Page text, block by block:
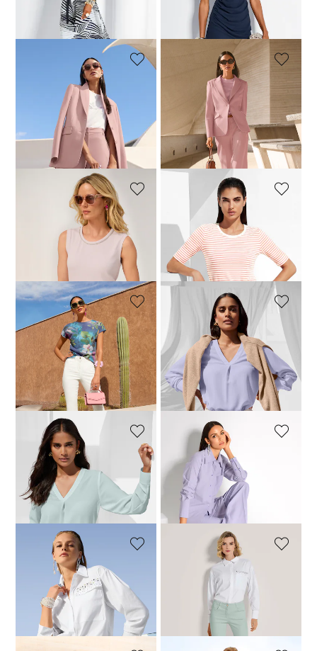
30-Tage-Bestpreis**: 229,95 €
30-Tage-Bestpreis**: 179,95 €
229,95 €
30-Tage-Bestpreis**: 119,95 €
MADELEINE
Zeitloser Blazer für viele Anlässe
229,95 €
30-Tage-Bestpreis**: 109,95 €
(-41%)
Basic-Top mit Strass
79,95 €
+1 Farbe
30-Tage-Bestpreis**: 64,95 € (-38%)
39,95 €69,95 €
30-Tage-Bestpreis**: 69,95 € (-42%)
MADELEINE
89,95 €
159,95 €
30-Tage-Bestpreis**: 109,95 €
(-18%)
MADELEINE
Tunika in modischer Form
94,95 €
119,95 €
+1 Farbe
MADELEINE
Tunika in modischer Form
99,95 €119,95 €
+1 Farbe
30-Tage-Bestpreis**: 109,95 € (-9%)
MADELEINE
49,95 €
139,95 €
30-Tage-Bestpreis**: 79,95 €
MADELEINE
Bluse mit Glanz-Akzent
69,95 €129,95 €
30-Tage-Bestpreis**: 89,95 € (-22%)
MADELEINE
119,95 €
+2 Farbe